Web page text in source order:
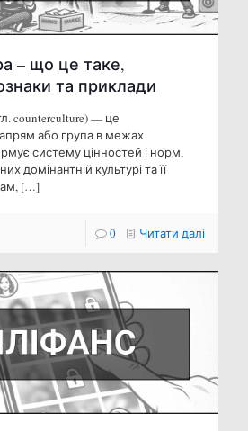
– що це таке,
та приклади
counterculture) — це
або група в межах
систему цінностей і норм,
домінантній культурі та її
[…]
0 Читати далі